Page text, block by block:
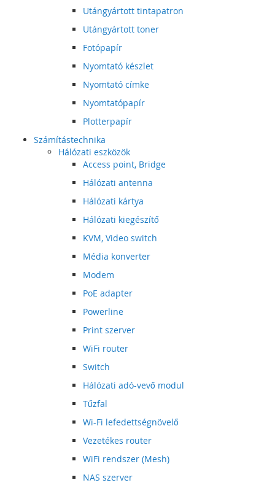
Utángyártott tintapatron
Utángyártott toner
Fotópapír
Nyomtató készlet
Nyomtató címke
Nyomtatópapír
Plotterpapír
Számítástechnika
Hálózati eszközök
Access point, Bridge
Hálózati antenna
Hálózati kártya
Hálózati kiegészítő
KVM, Video switch
Média konverter
Modem
PoE adapter
Powerline
Print szerver
WiFi router
Switch
Hálózati adó-vevő modul
Tűzfal
Wi-Fi lefedettségnövelő
Vezetékes router
WiFi rendszer (Mesh)
NAS szerver